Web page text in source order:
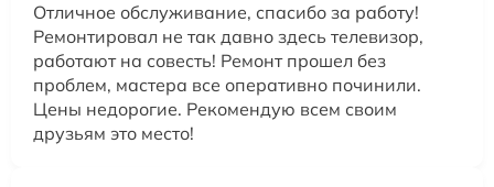
Отличное обслуживание, спасибо за работу!
Ремонтировал не так давно здесь телевизор,
работают на совесть! Ремонт прошел без
проблем, мастера все оперативно починили.
Цены недорогие. Рекомендую всем своим
друзьям это место!